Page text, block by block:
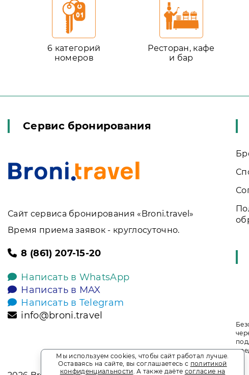
6 категорий
номеров
Ресторан, кафе
и бар
Сервис бронирования
Сайт сервиса бронирования «Broni.travel»
Время приема заявок - круглосуточно.
8 (861) 207-15-20
Написать в WhatsApp
Написать в MAX
Написать в Telegram
info@broni.travel
Мы используем cookies, чтобы сайт работал лучше.
Оставаясь на сайте, вы соглашаетесь с политикой
конфиденциальности. А также даёте согласие на